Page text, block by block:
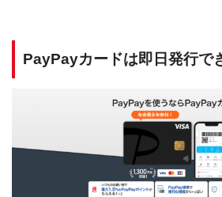
PayPayカードは即日発行で